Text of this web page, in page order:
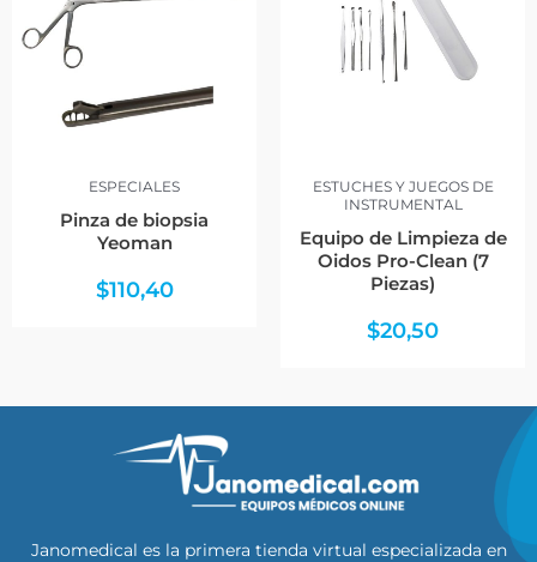
ESPECIALES
Pinza de biopsia
Yeoman
$110,40
ESTUCHES Y JUEGOS DE
INSTRUMENTAL
Equipo de Limpieza de
Oidos Pro-Clean (7
Piezas)
$20,50
Janomedical es la primera tienda virtual especializada en